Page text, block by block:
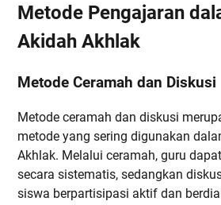
Metode Pengajaran
Akidah Akhlak
Metode Ceramah dan Diskusi
Metode ceramah dan diskusi
metode yang sering digunakan
Akhlak. Melalui ceramah, guru
secara sistematis, sedangkan
siswa berpartisipasi aktif dan